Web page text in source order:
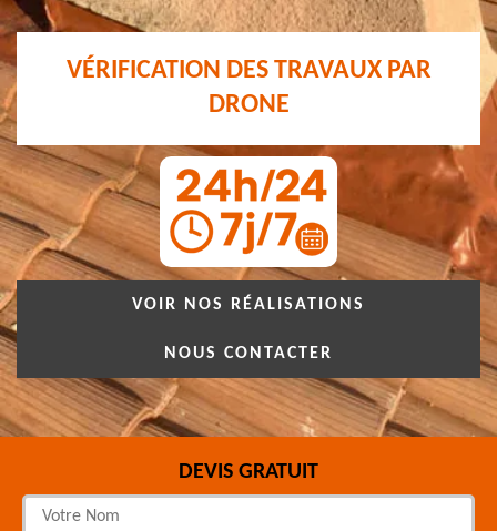
VÉRIFICATION DES TRAVAUX PAR
DRONE
VOIR NOS RÉALISATIONS
NOUS CONTACTER
DEVIS GRATUIT